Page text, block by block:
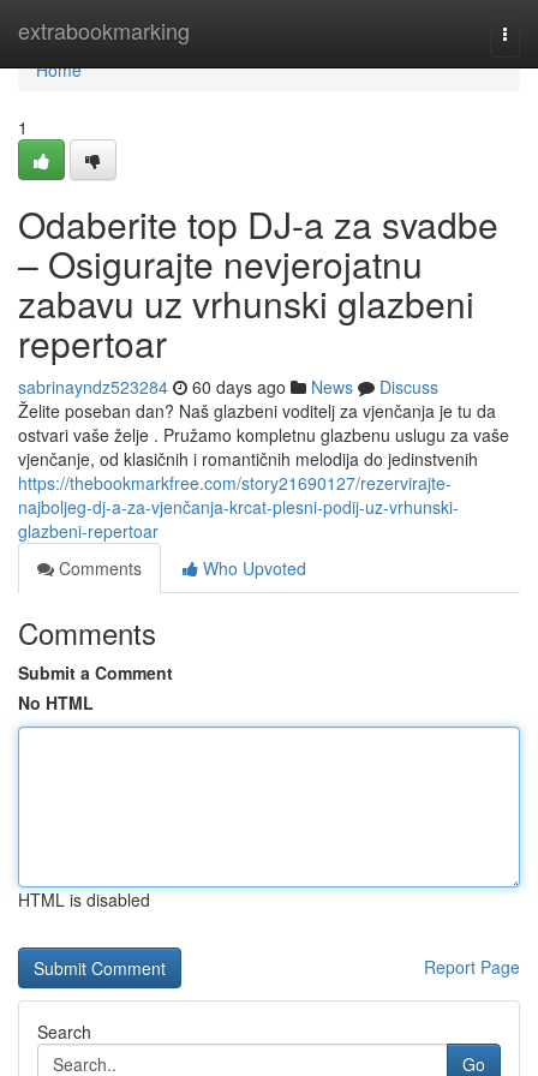
extrabookmarking
Home
Home
1
Odaberite top DJ-a za svadbe
– Osigurajte nevjerojatnu
zabavu uz vrhunski glazbeni
repertoar
sabrinayndz523284 60 days ago News
Discuss
Želite poseban dan? Naš glazbeni voditelj za vjenčanja je tu da
ostvari vaše želje . Pružamo kompletnu glazbenu uslugu za vaše
vjenčanje, od klasičnih i romantičnih melodija do jedinstvenih
https://thebookmarkfree.com/story21690127/rezervirajte-
najboljeg-dj-a-za-vjenčanja-krcat-plesni-podij-uz-vrhunski-
glazbeni-repertoar
Comments
Who Upvoted
Comments
Submit a Comment
No HTML
HTML is disabled
Report Page
Search
Go